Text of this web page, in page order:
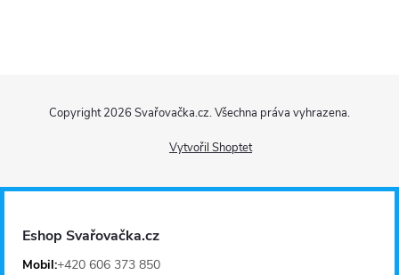
p
Vytvořil Shoptet
Copyright 2026 Svařovačka.cz. Všechna práva vyhrazena.
Eshop Svařovačka.cz
Mobil:+420 606 373 850